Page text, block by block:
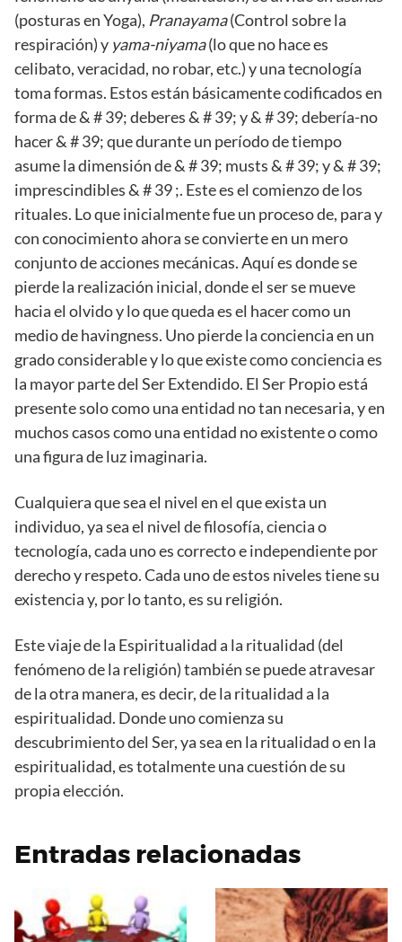
(posturas en Yoga), Pranayama(Control sobre la
respiración) y yama-niyama(lo que no hace es
celibato, veracidad, no robar, etc.) y una tecnología
toma formas. Estos están básicamente codificados en
forma de & # 39; deberes & # 39; y & # 39; debería-no
hacer & # 39; que durante un período de tiempo
asume la dimensión de & # 39; musts & # 39; y & # 39;
imprescindibles & # 39 ;. Este es el comienzo de los
rituales. Lo que inicialmente fue un proceso de, para y
con conocimiento ahora se convierte en un mero
conjunto de acciones mecánicas. Aquí es donde se
pierde la realización inicial, donde el ser se mueve
hacia el olvido y lo que queda es el hacer como un
medio de havingness. Uno pierde la conciencia en un
grado considerable y lo que existe como conciencia es
la mayor parte del Ser Extendido. El Ser Propio está
presente solo como una entidad no tan necesaria, y en
muchos casos como una entidad no existente o como
una figura de luz imaginaria.
Cualquiera que sea el nivel en el que exista un
individuo, ya sea el nivel de filosofía, ciencia o
tecnología, cada uno es correcto e independiente por
derecho y respeto. Cada uno de estos niveles tiene su
existencia y, por lo tanto, es su religión.
Este viaje de la Espiritualidad a la ritualidad (del
fenómeno de la religión) también se puede atravesar
de la otra manera, es decir, de la ritualidad a la
espiritualidad. Donde uno comienza su
descubrimiento del Ser, ya sea en la ritualidad o en la
espiritualidad, es totalmente una cuestión de su
propia elección.
Entradas relacionadas